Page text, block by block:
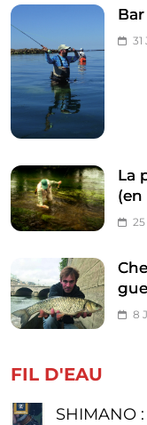
La
(en
8
FIL D'EAU
SHIMANO